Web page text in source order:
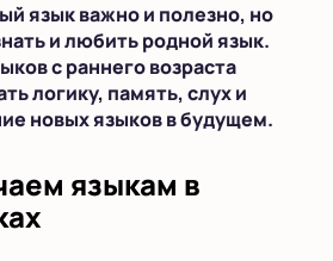
язык важно и полезно, но
и любить родной язык.
с раннего возраста
логику, память, слух и
новых языков в будущем.
языкам в